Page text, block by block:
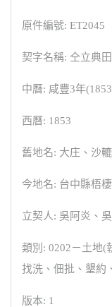
原件編號: ET2045
契字名稱: 仝立典
中曆: 咸豐3年
西曆: 1853
舊地名: 大庄、沙
今地名: 台中縣梧
立契人: 吳阿炎、
類別: 0202－土地(
找洗、佃批、墾約
版本: 1